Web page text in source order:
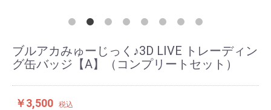
ブルアカみゅーじっく♪3D LIVE トレーディン
グ缶バッジ【A】（コンプリートセット）
￥3,500 税込